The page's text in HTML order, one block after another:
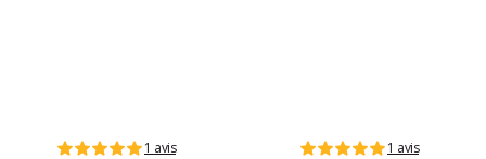
1 avis 1 avis